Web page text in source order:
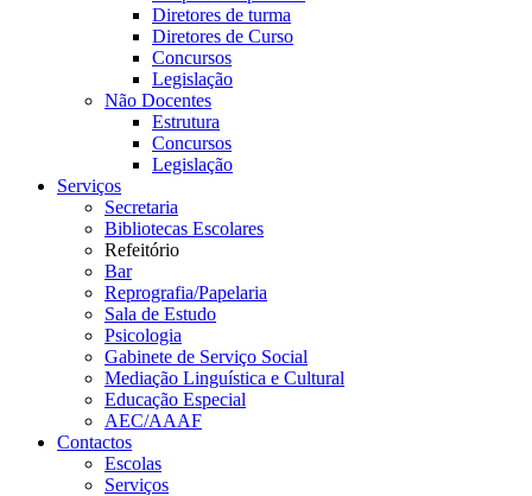
Diretores de turma
Diretores de Curso
Concursos
Legislação
Não Docentes
Estrutura
Concursos
Legislação
Serviços
Secretaria
Bibliotecas Escolares
Refeitório
Bar
Reprografia/Papelaria
Sala de Estudo
Psicologia
Gabinete de Serviço Social
Mediação Linguística e Cultural
Educação Especial
AEC/AAAF
Contactos
Escolas
Serviços